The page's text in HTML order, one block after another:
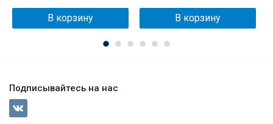
В корзину В корзину
Подписывайтесь на нас